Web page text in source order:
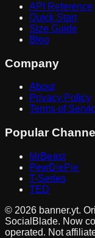
API Reference
Quick Start
Size Guide
Blog
Company
About
Privacy Policy
Terms of
Popular
MrBeast
PewDiePie
T-Series
TED
© 2026 banner.yt.
SocialBlade. Now
operated. Not